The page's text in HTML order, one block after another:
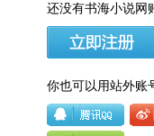
还没有书海小说网
你也可以用站外账